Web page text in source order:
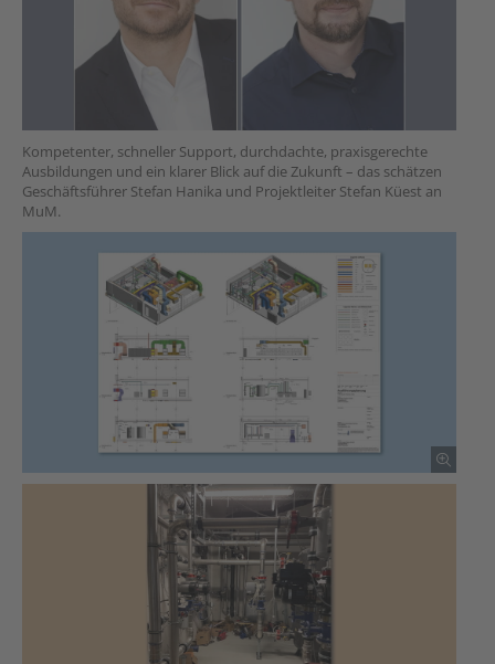
Kompetenter, schneller Support, durchdachte, praxisgerechte
Ausbildungen und ein klarer Blick auf die Zukunft – das schätzen
Geschäftsführer Stefan Hanika und Projektleiter Stefan Küest an
MuM.